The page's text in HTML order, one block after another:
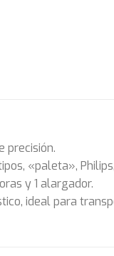
precisión.
«paleta»,
y 1 alargador.
ideal para